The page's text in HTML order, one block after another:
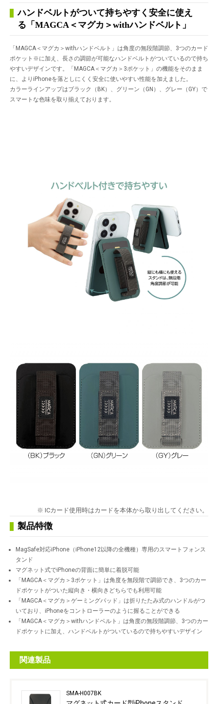
ハンドベルトがついて持ちやすく安全に使え
る「MAGCA＜マグカ＞withハンドベルト」
「MAGCA＜マグカ＞withハンドベルト」は角度の無段階調節、3つのカード
ポケット ※に加え、長さの調節が可能なハンドベルトがついているので持ち
やすいデザインです。「MAGCA＜マグカ＞3ポケット」の機能をそのまま
に、よりiPhoneを落としにくく安全に使いやすい性能を加えました。
カラーラインアップはブラック（BK）、グリーン（GN）、グレー（GY）で
スマートな色味を取り揃えております。
※ ICカード使用時はカードを本体から取り出してください。
製品特徴
MagSafe対応iPhone（iPhone12以降の全機種）専用のスマートフォンス
タンド
マグネット式でiPhoneの背面に簡単に着脱可能
「MAGCA＜マグカ＞3ポケット」は角度を無段階で調節でき、3つのカー
ドポケットがついた縦向き・横向きどちらでも利用可能
「MAGCA＜マグカ＞ゲーミングパッド」は折りたたみ式のハンドルがつ
いており、iPhoneをコントローラーのように握ることができる
「MAGCA＜マグカ＞withハンドベルト」は角度の無段階調節、3つのカー
ドポケットに加え、ハンドベルトがついているので持ちやすいデザイン
関連製品
SMA-H007BK